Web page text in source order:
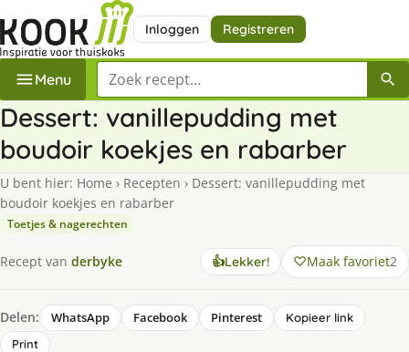
Inloggen Registreren
Menu Zoek een recept
Dessert: vanillepudding met
boudoir koekjes en rabarber
U bent hier: Home › Recepten › Dessert: vanillepudding met
boudoir koekjes en rabarber
Toetjes & nagerechten
Recept van derbyke 👍Lekker! Maak favoriet2
Delen: WhatsApp Facebook Pinterest
Kopieer link
Print